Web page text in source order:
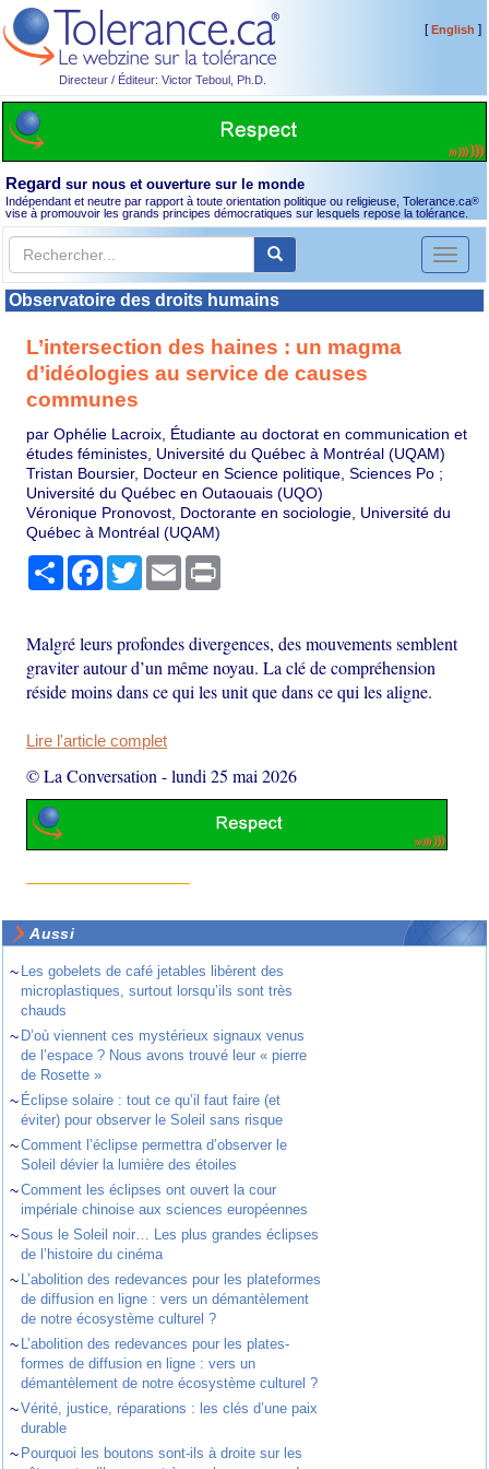
Directeur / Éditeur: Victor Teboul, Ph.D.
[English ]
Regard sur nous et ouverture sur le monde
Indépendant et neutre par rapport à toute orientation politique ou religieuse, Tolerance.ca®
vise à promouvoir les grands principes démocratiques sur lesquels repose la tolérance.
Toggle
Observatoire des droits humains
L’intersection des haines : un magma
d’idéologies au service de causes
communes
par Ophélie Lacroix, Étudiante au doctorat en communication et
études féministes, Université du Québec à Montréal (UQAM)
Tristan Boursier, Docteur en Science politique, Sciences Po ;
Université du Québec en Outaouais (UQO)
Véronique Pronovost, Doctorante en sociologie, Université du
Québec à Montréal (UQAM)
PartagerFacebook
TwitterEmail
Malgré leurs profondes divergences, des mouvements semblent
graviter autour d’un même noyau. La clé de compréhension
réside moins dans ce qui les unit que dans ce qui les aligne.
Lire l'article complet
© La Conversation -lundi 25 mai 2026
Aussi
~ Les gobelets de café jetables libèrent des
microplastiques, surtout lorsqu’ils sont très
chauds
~ D’où viennent ces mystérieux signaux venus
de l’espace ? Nous avons trouvé leur « pierre
de Rosette »
~ Éclipse solaire : tout ce qu’il faut faire (et
éviter) pour observer le Soleil sans risque
~Comment l’éclipse permettra d’observer le
Soleil dévier la lumière des étoiles
~Comment les éclipses ont ouvert la cour
impériale chinoise aux sciences européennes
~Sous le Soleil noir… Les plus grandes éclipses
de l’histoire du cinéma
~ L’abolition des redevances pour les plateformes
de diffusion en ligne : vers un démantèlement
de notre écosystème culturel ?
~ L’abolition des redevances pour les plates-
formes de diffusion en ligne : vers un
démantèlement de notre écosystème culturel ?
~Vérité, justice, réparations : les clés d’une paix
durable
~ Pourquoi les boutons sont-ils à droite sur les